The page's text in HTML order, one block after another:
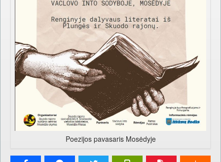
Poezijos pavasaris Mosėdyje